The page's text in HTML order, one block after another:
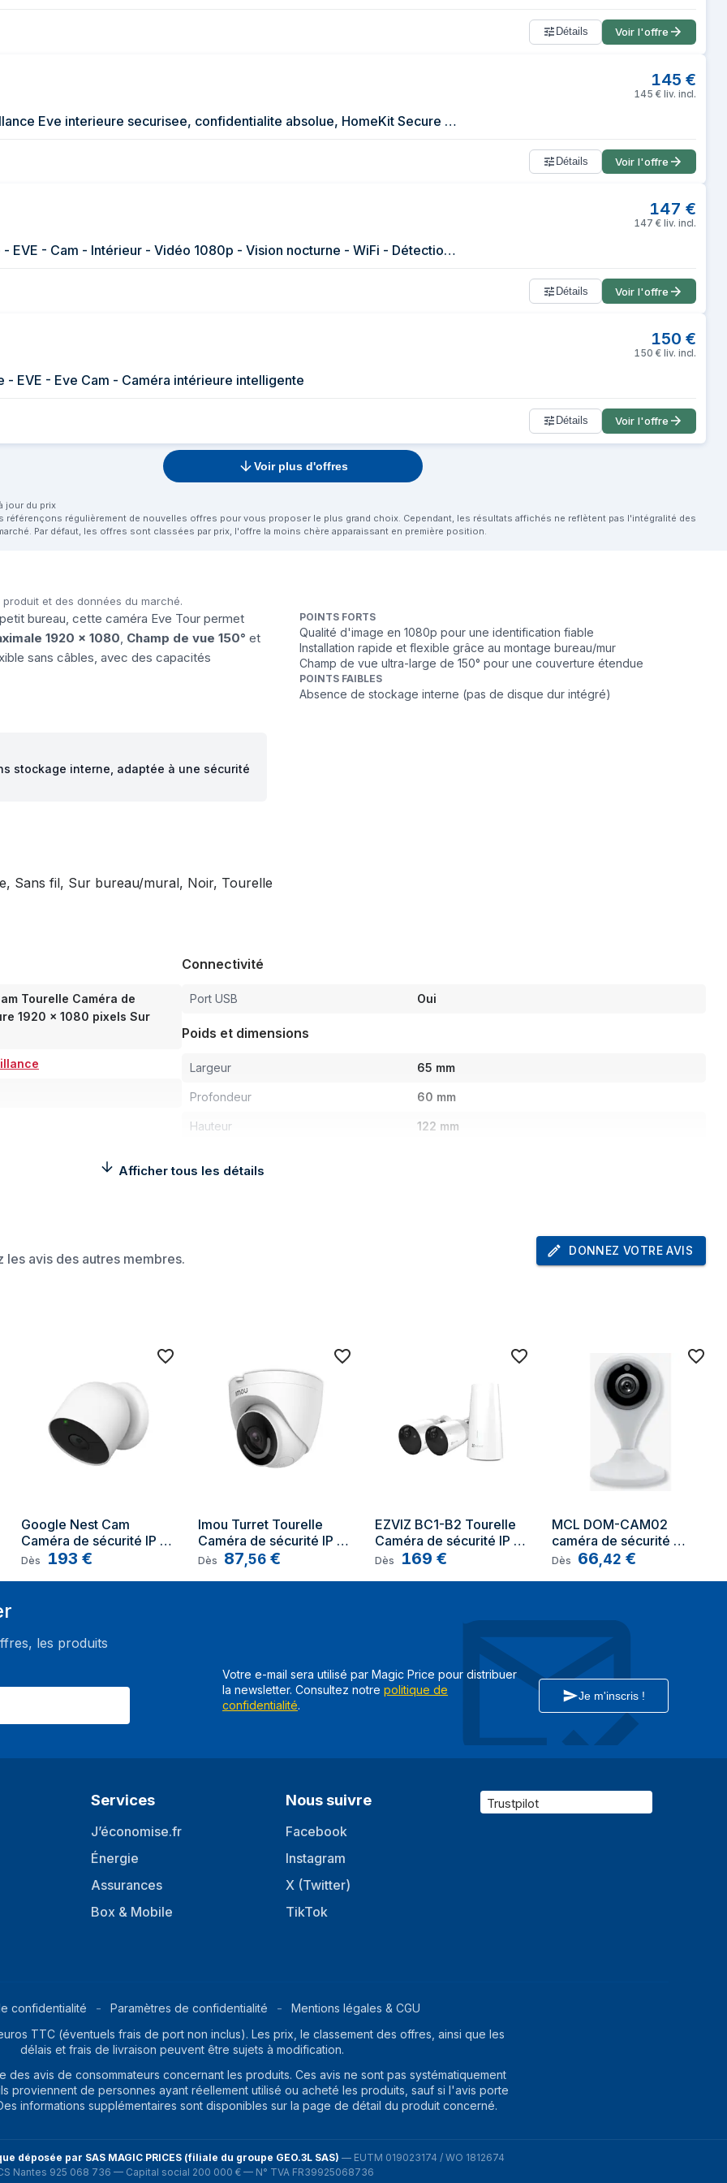
Détails Voir l'offre
145 €
145 € liv. incl.
Caméra de surveillance Eve interieure securisee, confidentialite absolue, HomeKit Secure Video, Notifications sur iPhone iPad - Neuf
Détails Voir l'offre
147 €
147 € liv. incl.
Caméra intérieure - EVE - Cam - Intérieur - Vidéo 1080p - Vision nocturne - WiFi - Détection de personnes/animaux
Détails Voir l'offre
150 €
150 € liv. incl.
- EVE - Eve Cam - Caméra intérieure intelligente
Détails Voir l'offre
Voir plus d'offres
jour du prix
référençons régulièrement de nouvelles offres pour vous proposer le plus grand choix. Cependant, les résultats affichés ne reflètent pas l'intégralité des
Par défaut, les offres sont classées par prix, l'offre la moins chère apparaissant en première position.
et des données du marché.
bureau, cette caméra Eve Tour permet
1920 x 1080, Champ de vue 150° et
sans câbles, avec des capacités
POINTS FORTS
Qualité d'image en 1080p pour une identification fiable
Installation rapide et flexible grâce au montage bureau/mur
Champ de vue ultra-large de 150° pour une couverture étendue
POINTS FAIBLES
Absence de stockage interne (pas de disque dur intégré)
stockage interne, adaptée à une sécurité
Sans fil, Sur bureau/mural, Noir, Tourelle
Tourelle Caméra de
1920 x 1080 pixels Sur
Connectivité
Port USB Oui
Poids et dimensions
Largeur 65 mm
Profondeur 60 mm
Hauteur 122 mm
Distance de vision nocturne
Support de stockage
Disque dur intégré Non
Type de montage Sur bureau/mural
Couleur du produit Noir
Caméra de sécurité IP
Installation prise en charge Intérieure
Technologie de connectivité
Afficher tous les détails
avis des autres membres.
DONNEZ VOTRE AVIS
Google Nest Cam
Caméra de sécurité IP
Intérieure et extérieure
Dès 193 €
Imou Turret Tourelle
Caméra de sécurité IP
Intérieure et extérieure
1920 x 1080 pixels
Dès 87 56 €
EZVIZ BC1-B2 Tourelle
Caméra de sécurité IP
Intérieure et extérieure
Dès 169 €
MCL DOM-CAM02
caméra de sécurité
Tourelle Caméra de
sécurité IP Intérieure
Dès 66 42 €
les produits
Votre e-mail sera utilisé par Magic Price pour distribuer
la newsletter. Consultez notre politique de
confidentialité.
Je m'inscris !
Services
J’économise.fr
Énergie
Assurances
Box & Mobile
Nous suivre
Facebook
Instagram
X (Twitter)
TikTok
Trustpilot
confidentialité Paramètres de confidentialité
Mentions légales & CGU
TTC (éventuels frais de port non inclus). Les prix, le classement des offres, ainsi que les
délais et frais de livraison peuvent être sujets à modification.
des avis de consommateurs concernant les produits. Ces avis ne sont pas systématiquement
proviennent de personnes ayant réellement utilisé ou acheté les produits, sauf si l'avis porte
informations supplémentaires sont disponibles sur la page de détail du produit concerné.
déposée par SAS MAGIC PRICES (filiale du groupe GEO.3L SAS) — EUTM 019023174 / WO 1812674
Nantes 925 068 736 — Capital social 200 000 € — N° TVA FR39925068736